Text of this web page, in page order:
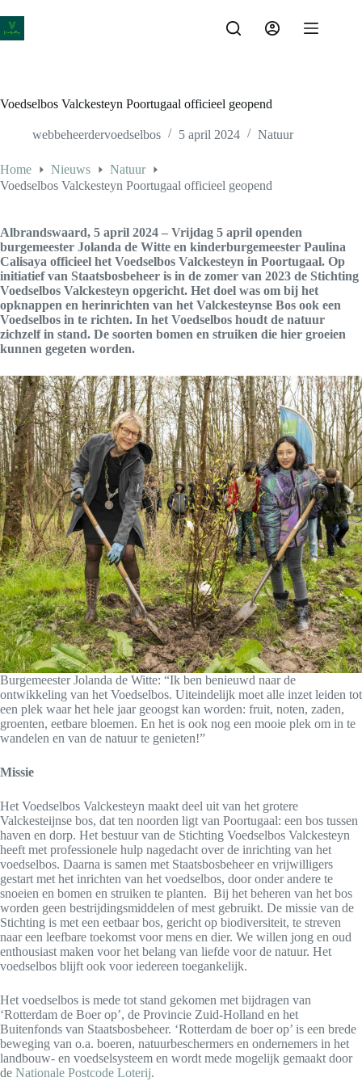
naar
de
Voedselbos Valckesteyn Poortugaal officieel geopend
webbeheerdervoedselbos 5 april 2024 Natuur
Home Nieuws
Natuur
Voedselbos Valckesteyn Poortugaal officieel geopend
Albrandswaard, 5 april 2024 – Vrijdag 5 april openden
burgemeester Jolanda de Witte en kinderburgemeester Paulina
Calisaya officieel het Voedselbos Valckesteyn in Poortugaal. Op
initiatief van Staatsbosbeheer is in de zomer van 2023 de Stichting
Voedselbos Valckesteyn opgericht. Het doel was om bij het
opknappen en herinrichten van het Valckesteynse Bos ook een
Voedselbos in te richten. In het Voedselbos houdt de natuur
zichzelf in stand. De soorten bomen en struiken die hier groeien
kunnen gegeten worden.
Burgemeester Jolanda de Witte: “Ik ben benieuwd naar de
ontwikkeling van het Voedselbos. Uiteindelijk moet alle inzet leiden tot
een plek waar het hele jaar geoogst kan worden: fruit, noten, zaden,
groenten, eetbare bloemen. En het is ook nog een mooie plek om in te
wandelen en van de natuur te genieten!”
Missie
Het Voedselbos Valckesteyn maakt deel uit van het grotere
Valckesteijnse bos, dat ten noorden ligt van Poortugaal: een bos tussen
haven en dorp. Het bestuur van de Stichting Voedselbos Valckesteyn
heeft met professionele hulp nagedacht over de inrichting van het
voedselbos. Daarna is samen met Staatsbosbeheer en vrijwilligers
gestart met het inrichten van het voedselbos, door onder andere te
snoeien en bomen en struiken te planten. Bij het beheren van het bos
worden geen bestrijdingsmiddelen of mest gebruikt. De missie van de
Stichting is met een eetbaar bos, gericht op biodiversiteit, te streven
naar een leefbare toekomst voor mens en dier. We willen jong en oud
enthousiast maken voor het belang van liefde voor de natuur. Het
voedselbos blijft ook voor iedereen toegankelijk.
Het voedselbos is mede tot stand gekomen met bijdragen van
‘Rotterdam de Boer op’, de Provincie Zuid-Holland en het
Buitenfonds van Staatsbosbeheer. ‘Rotterdam de boer op’ is een brede
beweging van o.a. boeren, natuurbeschermers en ondernemers in het
landbouw- en voedselsysteem en wordt mede mogelijk gemaakt door
de Nationale Postcode Loterij.